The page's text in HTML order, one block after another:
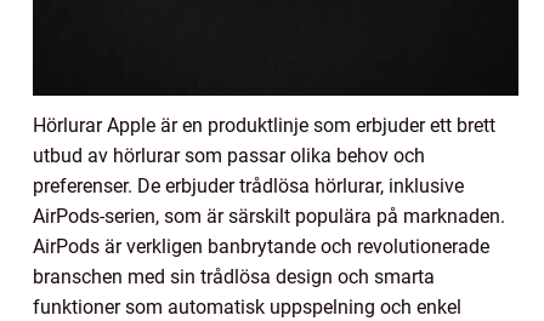
Hörlurar Apple är en produktlinje som erbjuder ett brett
utbud av hörlurar som passar olika behov och
preferenser. De erbjuder trådlösa hörlurar, inklusive
AirPods-serien, som är särskilt populära på marknaden.
AirPods är verkligen banbrytande och revolutionerade
branschen med sin trådlösa design och smarta
funktioner som automatisk uppspelning och enkel